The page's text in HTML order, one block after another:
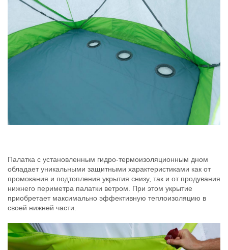
Палатка с установленным гидро-термоизоляционным дном
обладает уникальными защитными характеристиками как от
промокания и подтопления укрытия снизу, так и от продувания
нижнего периметра палатки ветром. При этом укрытие
приобретает максимально эффективную теплоизоляцию в
своей нижней части.